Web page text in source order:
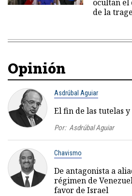
ocultan el
de la
Opinión
Asdrúbal Aguiar
El fin de las tutelas
Por: Asdrúbal Aguiar
Chavismo
De antagonista a
régimen de
favor de Israel